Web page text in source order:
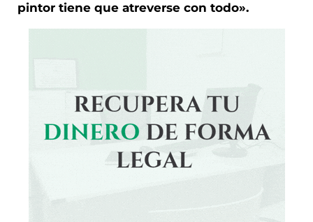
pintor tiene que atreverse con todo».